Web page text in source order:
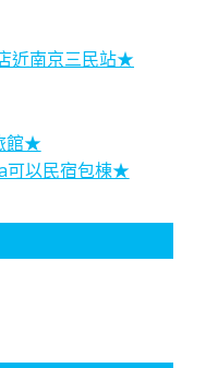
近南京三民站★
館★
可以民宿包棟★